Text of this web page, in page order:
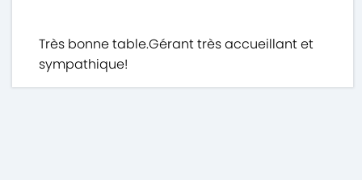
Très bonne table.Gérant très accueillant et
sympathique!